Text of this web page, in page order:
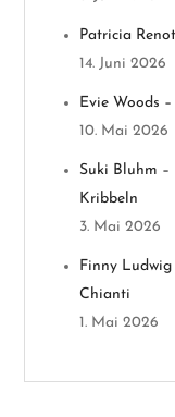
g
Patricia
14. Juni 2026
Evie Woods
10. Mai 2026
Suki Bluhm –
Kribbeln
3. Mai 2026
Finny Ludwig
Chianti
1. Mai 2026